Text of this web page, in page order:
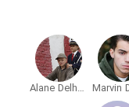
Alane Delhaye